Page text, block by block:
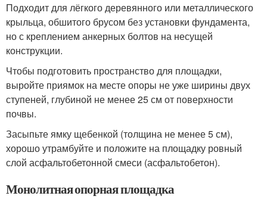
Подходит для лёгкого деревянного или металлического
крыльца, обшитого брусом без установки фундамента,
но с креплением анкерных болтов на несущей
конструкции.
Чтобы подготовить пространство для площадки,
выройте приямок на месте опоры не уже ширины двух
ступеней, глубиной не менее 25 см от поверхности
почвы.
Засыпьте ямку щебенкой (толщина не менее 5 см),
хорошо утрамбуйте и положите на площадку ровный
слой асфальтобетонной смеси (асфальтобетон).
Монолитная опорная площадка